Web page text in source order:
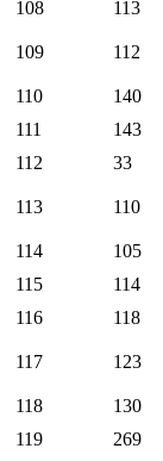
108
113
109 112
110 140
111
143
112
33
113 110
114 105
115
114
116
118
117 123
118 130
119
269